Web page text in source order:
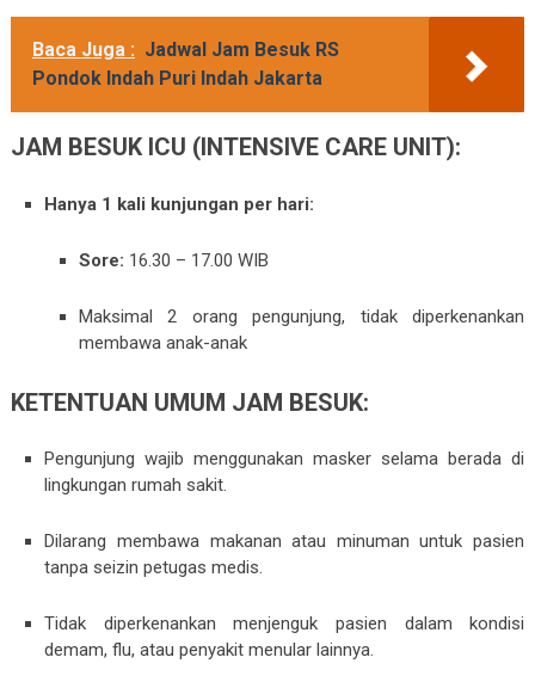
Baca Juga : Jadwal Jam Besuk RS
Pondok Indah Puri Indah Jakarta
JAM BESUK ICU (INTENSIVE CARE UNIT):
Hanya 1 kali kunjungan per hari:
Sore: 16.30 – 17.00 WIB
Maksimal 2 orang pengunjung, tidak diperkenankan
membawa anak-anak
KETENTUAN UMUM JAM BESUK:
Pengunjung wajib menggunakan masker selama berada di
lingkungan rumah sakit.
Dilarang membawa makanan atau minuman untuk pasien
tanpa seizin petugas medis.
Tidak diperkenankan menjenguk pasien dalam kondisi
demam, flu, atau penyakit menular lainnya.